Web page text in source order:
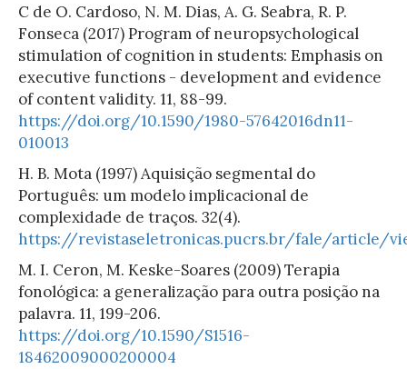
C de O. Cardoso, N. M. Dias, A. G. Seabra, R. P.
Fonseca (2017) Program of neuropsychological
stimulation of cognition in students: Emphasis on
executive functions - development and evidence
of content validity. 11, 88-99.
https://doi.org/10.1590/1980-57642016dn11-
010013
H. B. Mota (1997) Aquisição segmental do
Português: um modelo implicacional de
complexidade de traços. 32(4).
https://revistaseletronicas.pucrs.br/fale/article/
M. I. Ceron, M. Keske-Soares (2009) Terapia
fonológica: a generalização para outra posição na
palavra. 11, 199-206.
https://doi.org/10.1590/S1516-
18462009000200004